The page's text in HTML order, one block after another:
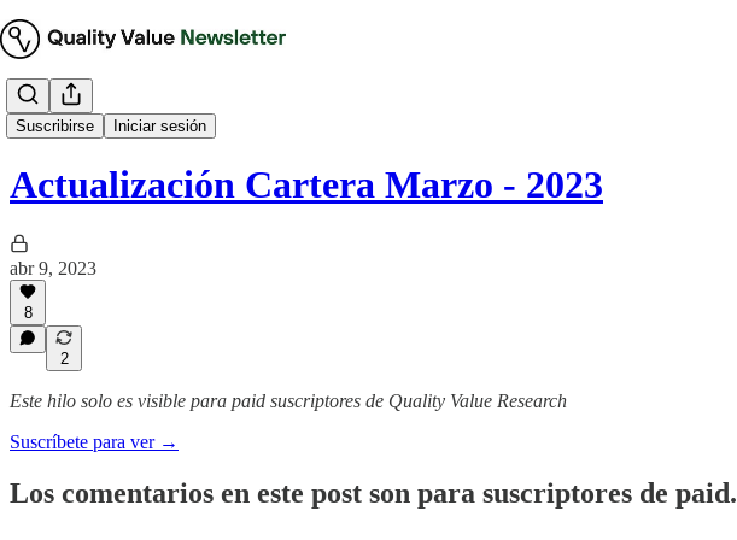
Suscribirse Iniciar sesión
Cartera Modelo
Actualización Cartera Marzo - 2023
abr 9, 2023
8
2
Este hilo solo es visible para paid suscriptores de Quality Value Research
Suscríbete para ver →
Los comentarios en este post son para suscriptores de paid.